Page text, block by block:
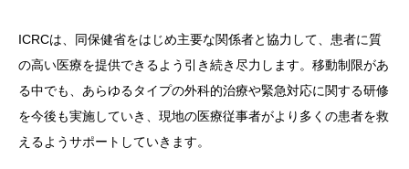
ICRCは、同保健省をはじめ主要な関係者と協力して、患者に質
の高い医療を提供できるよう引き続き尽力します。移動制限があ
る中でも、あらゆるタイプの外科的治療や緊急対応に関する研修
を今後も実施していき、現地の医療従事者がより多くの患者を救
えるようサポートしていきます。